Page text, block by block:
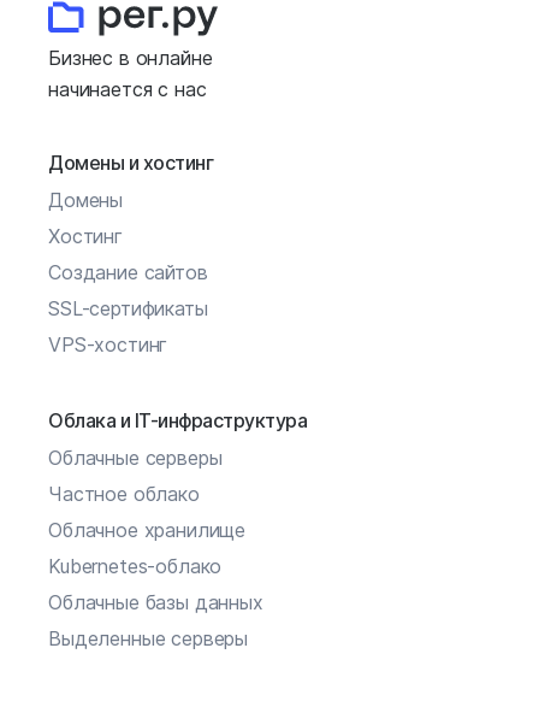
Бизнес в онлайне
начинается с нас
Домены и хостинг
Домены
Хостинг
Создание сайтов
SSL-сертификаты
VPS-хостинг
Облака и IT-инфраструктура
Облачные серверы
Частное облако
Облачное хранилище
Kubernetes-облако
Облачные базы данных
Выделенные серверы